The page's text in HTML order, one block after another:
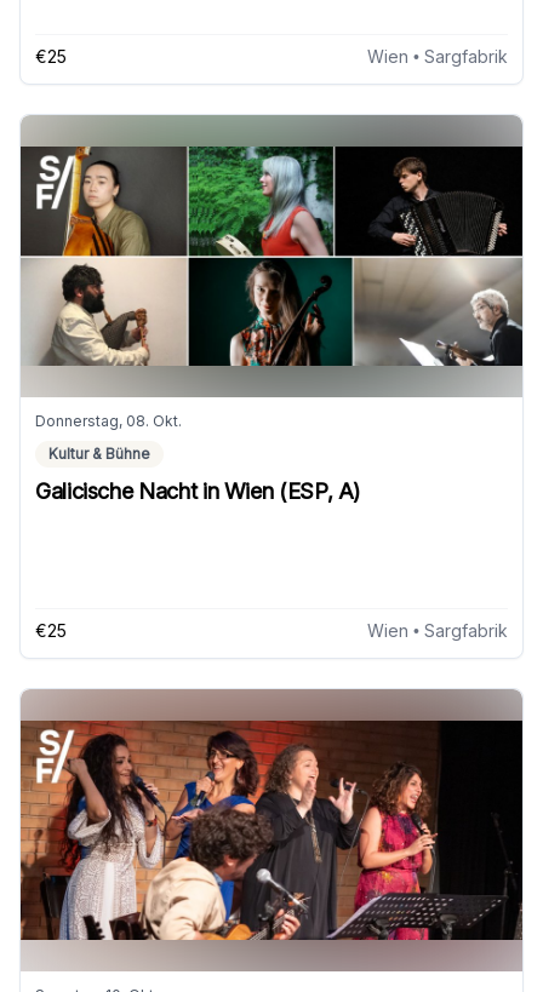
€25 Wien • Sargfabrik
Donnerstag, 08. Okt.
Kultur & Bühne
Galicische Nacht in Wien (ESP, A)
€25 Wien • Sargfabrik